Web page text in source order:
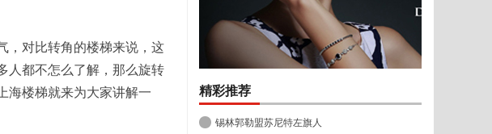
，对比转角的楼梯来说，这
人都不怎么了解，那么旋转
海楼梯就来为大家讲解一
精彩推荐
锡林郭勒盟苏尼特左旗人